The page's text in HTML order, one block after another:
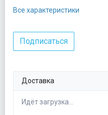
Все характеристики
Подписаться
Доставка
Идёт загрузка...